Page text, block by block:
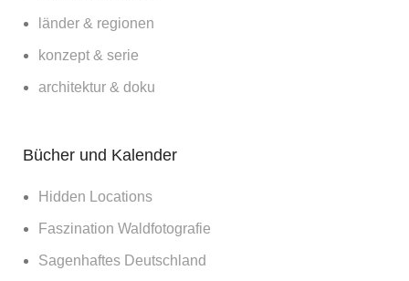
länder & regionen
konzept & serie
architektur & doku
Bücher und Kalender
Hidden Locations
Faszination Waldfotografie
Sagenhaftes Deutschland